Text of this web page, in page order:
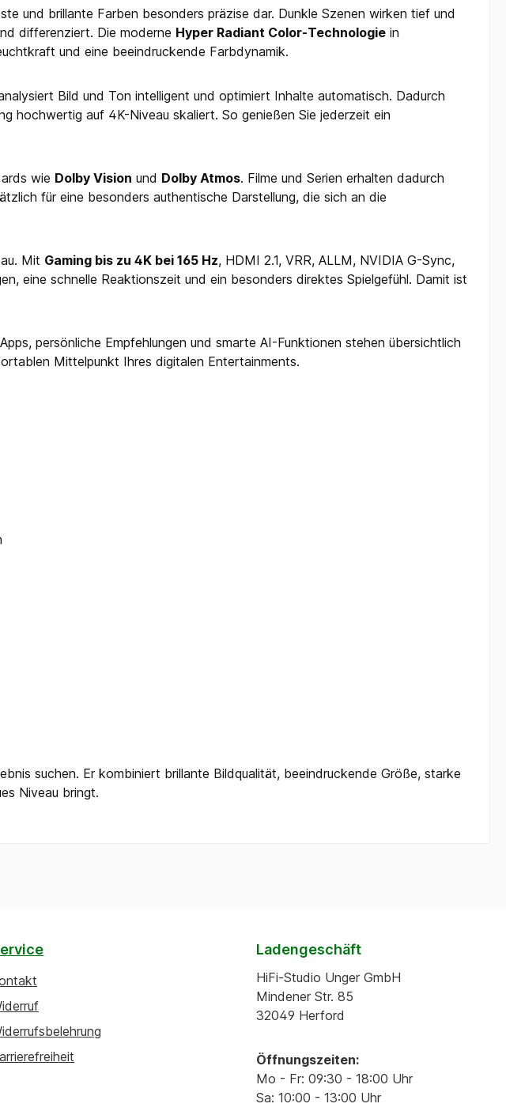
und brillante Farben besonders präzise dar. Dunkle Szenen wirken tief und
differenziert. Die moderne Hyper Radiant Color-Technologie in
und eine beeindruckende Farbdynamik.
Bild und Ton intelligent und optimiert Inhalte automatisch. Dadurch
hochwertig auf 4K-Niveau skaliert. So genießen Sie jederzeit ein
wie Dolby Vision und Dolby Atmos. Filme und Serien erhalten dadurch
für eine besonders authentische Darstellung, die sich an die
Mit Gaming bis zu 4K bei 165 Hz, HDMI 2.1, VRR, ALLM, NVIDIA G-Sync,
eine schnelle Reaktionszeit und ein besonders direktes Spielgefühl. Damit ist
persönliche Empfehlungen und smarte AI-Funktionen stehen übersichtlich
Mittelpunkt Ihres digitalen Entertainments.
suchen. Er kombiniert brillante Bildqualität, beeindruckende Größe, starke
Niveau bringt.
Ladengeschäft
HiFi-Studio Unger GmbH
Mindener Str. 85
32049 Herford
Öffnungszeiten:
Mo - Fr: 09:30 - 18:00 Uhr
Sa: 10:00 - 13:00 Uhr